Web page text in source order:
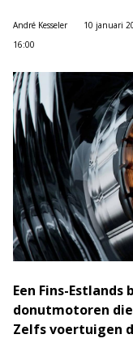
André Kesseler
10 januari
16:00
Een Fins-
donutmotoren
Zelfs voertuigen